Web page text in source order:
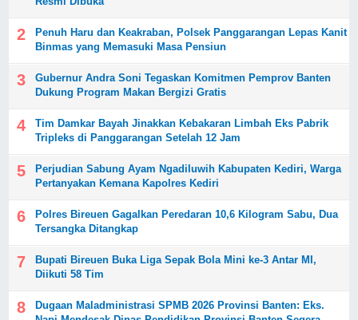
Penuh Haru dan Keakraban, Polsek Panggarangan Lepas Kanit
Binmas yang Memasuki Masa Pensiun
Gubernur Andra Soni Tegaskan Komitmen Pemprov Banten
Dukung Program Makan Bergizi Gratis
Tim Damkar Bayah Jinakkan Kebakaran Limbah Eks Pabrik
Tripleks di Panggarangan Setelah 12 Jam
Perjudian Sabung Ayam Ngadiluwih Kabupaten Kediri, Warga
Pertanyakan Kemana Kapolres Kediri
Polres Bireuen Gagalkan Peredaran 10,6 Kilogram Sabu, Dua
Tersangka Ditangkap
Bupati Bireuen Buka Liga Sepak Bola Mini ke-3 Antar MI,
Diikuti 58 Tim
Dugaan Maladministrasi SPMB 2026 Provinsi Banten: Eks.